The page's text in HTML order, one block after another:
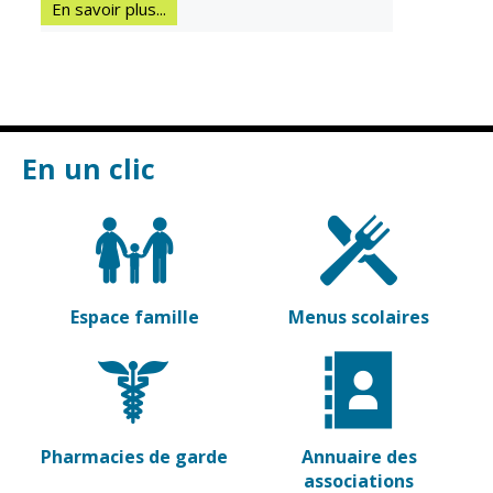
Pharmacies de
Sports
Équipements
sportifs
Associations
associations
Démarches
des
associations
En savoir plus...
En un clic
Espace famille Menus scolaires
Pharmacies de garde
Annuaire des
associations